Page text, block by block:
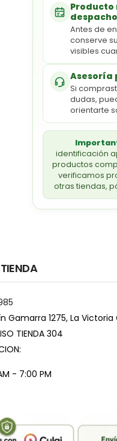
Producto
despacho
Antes de
conserve
visibles
Asesoría
Si
dudas,
orientarte
identificación
productos
verificamos
otras tiendas,
Gamarra 1275, La Victoria
TIENDA 304
- 7:00 PM